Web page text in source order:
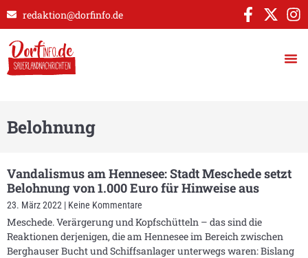
redaktion@dorfinfo.de
Belohnung
Vandalismus am Hennesee: Stadt Meschede setzt
Belohnung von 1.000 Euro für Hinweise aus
23. März 2022 Keine Kommentare
Meschede. Verärgerung und Kopfschütteln – das sind die
Reaktionen derjenigen, die am Hennesee im Bereich zwischen
Berghauser Bucht und Schiffsanlager unterwegs waren: Bislang